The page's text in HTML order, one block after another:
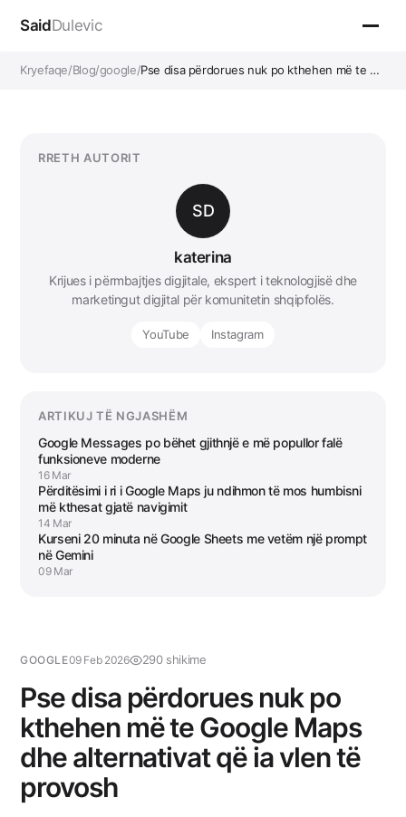
SaidDulevic
Kryefaqe/Blog/google/Pse disa përdorues nuk po kthehen më te …
GOOGLE09 Feb 2026 290 shikime
Pse disa përdorues nuk po
kthehen më te Google Maps
dhe alternativat që ia vlen të
provosh
RRETH AUTORIT
SD
katerina
Krijues i përmbajtjes digjitale, ekspert i teknologjisë dhe
marketingut digjital për komunitetin shqipfolës.
YouTube Instagram
ARTIKUJ TË NGJASHËM
Google Messages po bëhet gjithnjë e më popullor falë
funksioneve moderne
16 Mar
Përditësimi i ri i Google Maps ju ndihmon të mos humbisni
më kthesat gjatë navigimit
14 Mar
Kurseni 20 minuta në Google Sheets me vetëm një prompt
në Gemini
09 Mar